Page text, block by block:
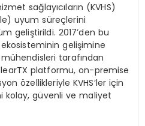
sağlayıcıların (KVHS)
uyum süreçlerini
geliştirildi. 2017’den bu
gelişimine
tarafından
platformu, on-premise
özellikleriyle KVHS’ler için
kolay, güvenli ve maliyet